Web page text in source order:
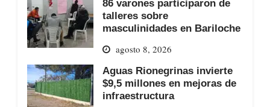
86 varones participaron de
talleres sobre
masculinidades en Bariloche
agosto 8, 2026
Aguas Rionegrinas invierte
$9,5 millones en mejoras de
infraestructura